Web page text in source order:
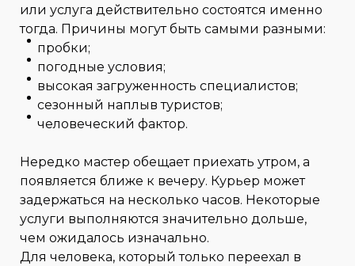
или услуга действительно состоятся именно
тогда. Причины могут быть самыми разными:
пробки;
погодные условия;
высокая загруженность специалистов;
сезонный наплыв туристов;
человеческий фактор.
Нередко мастер обещает приехать утром, а
появляется ближе к вечеру. Курьер может
задержаться на несколько часов. Некоторые
услуги выполняются значительно дольше,
чем ожидалось изначально.
Для человека, который только переехал в